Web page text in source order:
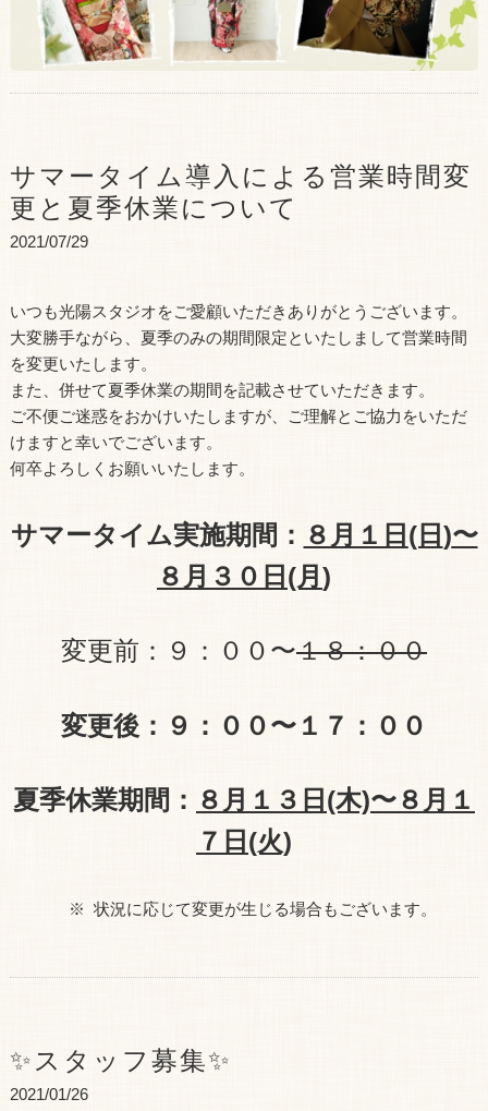
サマータイム導入による営業時間変
更と夏季休業について
2021/07/29
いつも光陽スタジオをご愛顧いただきありがとうございます。
大変勝手ながら、夏季のみの期間限定といたしまして営業時間
を変更いたします。
また、併せて夏季休業の期間を記載させていただきます。
ご不便ご迷惑をおかけいたしますが、ご理解とご協力をいただ
けますと幸いでございます。
何卒よろしくお願いいたします。
サマータイム実施期間： ８月１日 (日 )〜
８月３０日 (月 )
変更前：９：００〜１８：００
変更後：９：００〜１７：００
夏季休業期間： ８月１３日(木)〜８月１
７日(火)
※ 状況に応じて変更が生じる場合もございます。
✨スタッフ募集✨
2021/01/26